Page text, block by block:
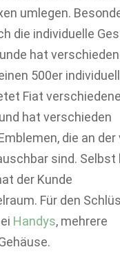
umlegen.
die individuelle
hat
500er
Fiat verschiedene
hat verschieden
die an der
sind. Selbst
der Kunde
Für den
Handys, mehrere